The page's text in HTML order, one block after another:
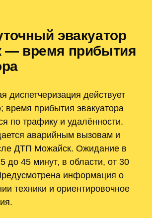
эвакуатор
— время прибытия
диспетчеризация действует
время прибытия эвакуатора
по трафику и удалённости.
аварийным вызовам и
ДТП Можайск. Ожидание в
до 45 минут‚ в области, от 30
информация о
техники и ориентировочное